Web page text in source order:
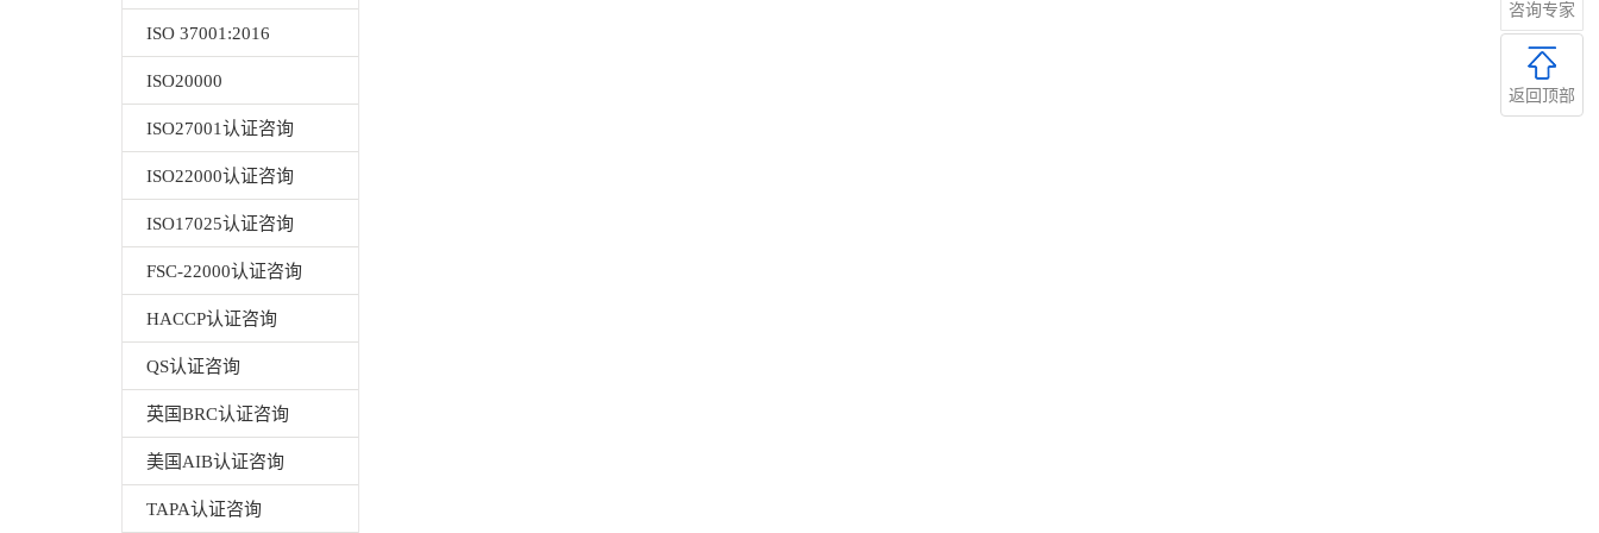
ISO 37001:2016
ISO20000
ISO27001认证咨询
ISO22000认证咨询
ISO17025认证咨询
FSC-22000认证咨询
HACCP认证咨询
QS认证咨询
英国BRC认证咨询
美国AIB认证咨询
TAPA认证咨询
咨询专家
返回顶部